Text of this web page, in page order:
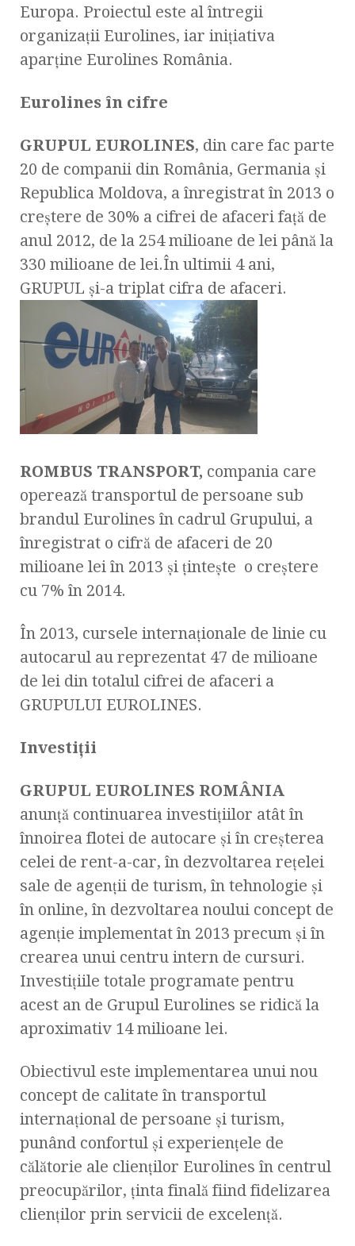
Europa. Proiectul este al întregii
organizaţii Eurolines, iar iniţiativa
aparţine Eurolines România.
Eurolines în cifre
GRUPUL EUROLINES, din care fac parte
20 de companii din România, Germania şi
Republica Moldova, a înregistrat în 2013 o
creştere de 30% a cifrei de afaceri faţă de
anul 2012, de la 254 milioane de lei până la
330 milioane de lei.În ultimii 4 ani,
GRUPUL și-a triplat cifra de afaceri.
ROMBUS TRANSPORT, compania care
operează transportul de persoane sub
brandul Eurolines în cadrul Grupului, a
înregistrat o cifră de afaceri de 20
milioane lei în 2013 și țintește o creștere
cu 7% în 2014.
În 2013, cursele internaționale de linie cu
autocarul au reprezentat 47 de milioane
de lei din totalul cifrei de afaceri a
GRUPULUI EUROLINES.
Investiţii
GRUPUL EUROLINES ROMÂNIA
anunţă continuarea investiţiilor atât în
înnoirea flotei de autocare şi în creşterea
celei de rent-a-car, în dezvoltarea reţelei
sale de agenţii de turism, în tehnologie şi
în online, în dezvoltarea noului concept de
agenție implementat în 2013 precum şi în
crearea unui centru intern de cursuri.
Investiţiile totale programate pentru
acest an de Grupul Eurolines se ridică la
aproximativ 14 milioane lei.
Obiectivul este implementarea unui nou
concept de calitate în transportul
internaţional de persoane și turism,
punând confortul şi experienţele de
călătorie ale clienţilor Eurolines în centrul
preocupărilor, ținta finală fiind fidelizarea
clienților prin servicii de excelență.